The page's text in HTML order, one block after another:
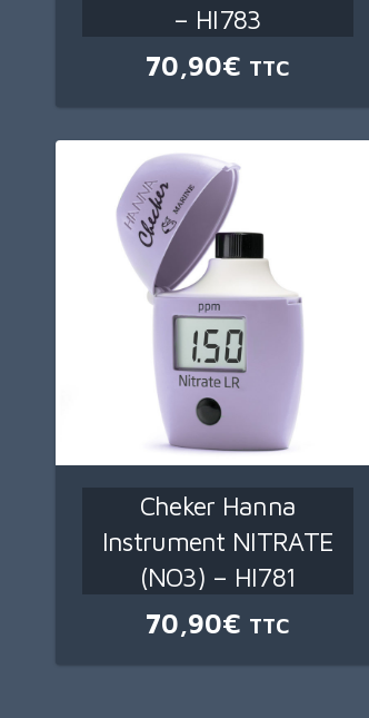
– HI783
70,90€ TTC
Cheker Hanna
Instrument NITRATE
(NO3) – HI781
70,90€ TTC